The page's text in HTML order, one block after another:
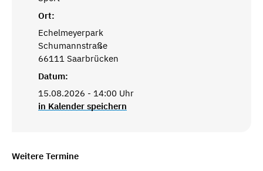
Ort:
Echelmeyerpark
Schumannstraße
66111 Saarbrücken
Datum:
15.08.2026 - 14:00 Uhr
in Kalender speichern
Weitere Termine